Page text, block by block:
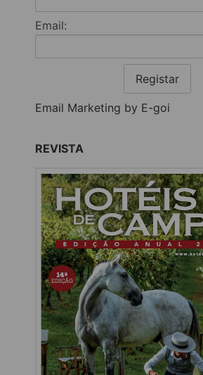
Email:
Registar
Email Marketing by E-goi
REVISTA